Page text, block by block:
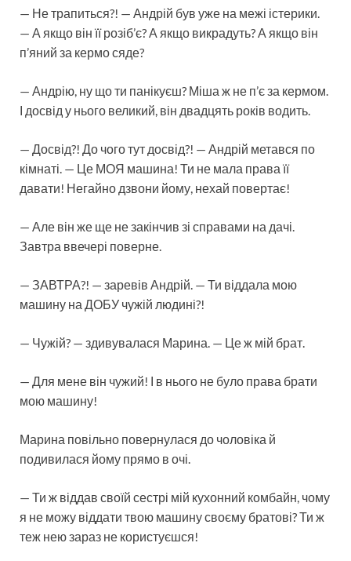
— Не трапиться?! — Андрій був уже на межі істерики.
— А якщо він її розіб’є? А якщо викрадуть? А якщо він
п’яний за кермо сяде?
— Андрію, ну що ти панікуєш? Міша ж не п’є за кермом.
І досвід у нього великий, він двадцять років водить.
— Досвід?! До чого тут досвід?! — Андрій метався по
кімнаті. — Це МОЯ машина! Ти не мала права її
давати! Негайно дзвони йому, нехай повертає!
— Але він же ще не закінчив зі справами на дачі.
Завтра ввечері поверне.
— ЗАВТРА?! — заревів Андрій. — Ти віддала мою
машину на ДОБУ чужій людині?!
— Чужій? — здивувалася Марина. — Це ж мій брат.
— Для мене він чужий! І в нього не було права брати
мою машину!
Марина повільно повернулася до чоловіка й
подивилася йому прямо в очі.
— Ти ж віддав своїй сестрі мій кухонний комбайн, чому
я не можу віддати твою машину своєму братові? Ти ж
теж нею зараз не користуєшся!